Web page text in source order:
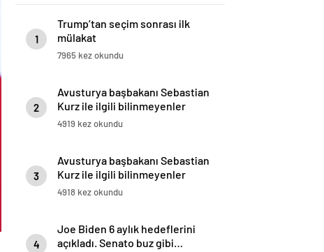
1
Trump’tan seçim sonrası ilk
mülakat
7965 kez okundu
2
Avusturya başbakanı Sebastian
Kurz ile ilgili bilinmeyenler
4919 kez okundu
3
Avusturya başbakanı Sebastian
Kurz ile ilgili bilinmeyenler
4918 kez okundu
4
Joe Biden 6 aylık hedeflerini
açıkladı. Senato buz gibi…